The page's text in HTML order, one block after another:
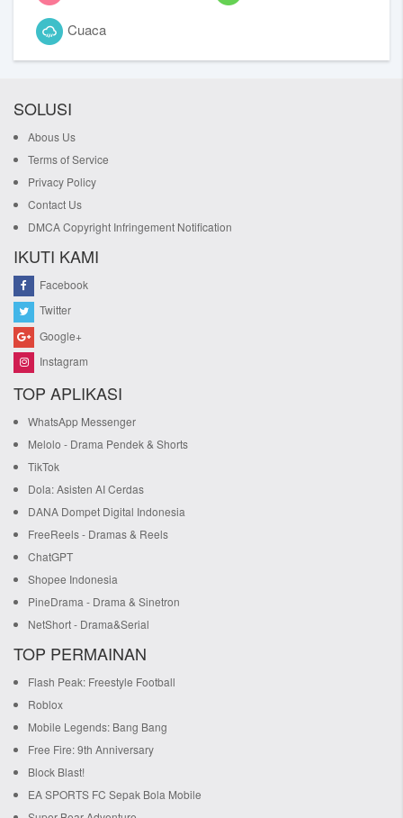
Cuaca
SOLUSI
Abous Us
Terms of Service
Privacy Policy
Contact Us
DMCA Copyright Infringement Notification
IKUTI KAMI
Facebook
Twitter
Google+
Instagram
TOP APLIKASI
WhatsApp Messenger
Melolo - Drama Pendek & Shorts
TikTok
Dola: Asisten AI Cerdas
DANA Dompet Digital Indonesia
FreeReels - Dramas & Reels
ChatGPT
Shopee Indonesia
PineDrama - Drama & Sinetron
NetShort - Drama&Serial
TOP PERMAINAN
Flash Peak: Freestyle Football
Roblox
Mobile Legends: Bang Bang
Free Fire: 9th Anniversary
Block Blast!
EA SPORTS FC Sepak Bola Mobile